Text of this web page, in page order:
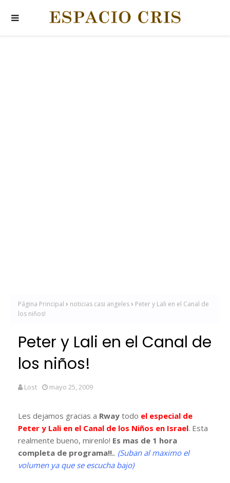
Página Principal noticias casi angeles
Peter y Lali en el Canal de
los niños!
Peter y Lali en el Canal de
los niños!
Lost mayo 25, 2009
Les dejamos gracias a Rway todo el especial de
Peter y Lali en el Canal de los Niños en Israel. Esta
realmente bueno, mirenlo! Es mas de 1 hora
completa de programa!!.. (Suban al maximo el
volumen ya que se escucha bajo)